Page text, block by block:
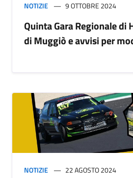
NOTIZIE 9 OTTOBRE 2024
Quinta Gara Regionale di
di Muggiò e avvisi per
NOTIZIE 22 AGOSTO 2024